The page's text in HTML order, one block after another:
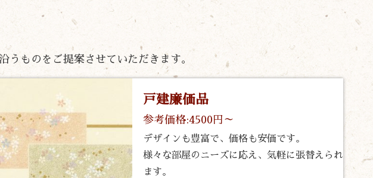
ものをご提案させていただきます。
戸建廉価品
参考価格:4500円～
デザインも豊富で、価格も安価です。
様々な部屋のニーズに応え、気軽に張替えられ
ます。